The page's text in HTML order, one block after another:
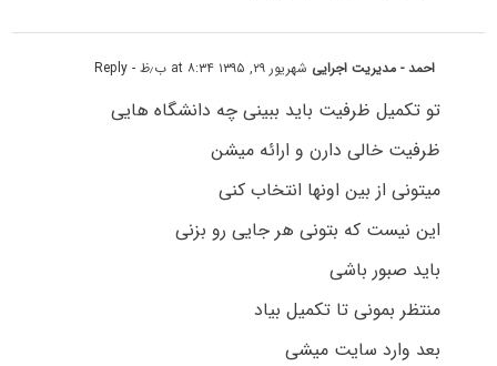
احمد - مدیریت اجرایی شهریور ۲۹, ۱۳۹۵ at ۸:۳۴ ب٫ظ - Reply
تو تکمیل ظرفیت باید ببینی چه دانشگاه هایی
ظرفیت خالی دارن و ارائه میشن
میتونی از بین اونها انتخاب کنی
این نیست که بتونی هر جایی رو بزنی
باید صبور باشی
منتظر بمونی تا تکمیل بیاد
بعد وارد سایت میشی